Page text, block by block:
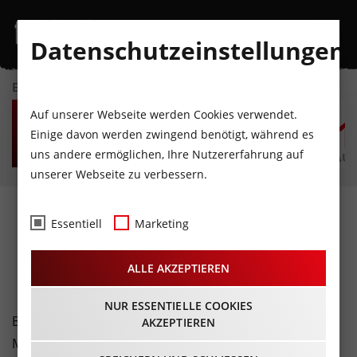
EVENTKALENDER
FR
7
AUGUST
SA
8
AUGUST
SO
9
AUGUST
MO
10
AUGUST
DI
11
AUGUST
Fotos- Mullerlauf@Thaur
08.02.2026
Bei Kaiserwetter und Sonne pur lockte das Thaurer
Mullerlaufen wieder über 10.000 begeisterte Besucher
Datenschutzeinstellungen
Auf unserer Webseite werden Cookies verwendet.
Einige davon werden zwingend benötigt, während es
uns andere ermöglichen, Ihre Nutzererfahrung auf
unserer Webseite zu verbessern.
Essentiell Marketing
ALLE AKZEPTIEREN
NUR ESSENTIELLE COOKIES
AKZEPTIEREN